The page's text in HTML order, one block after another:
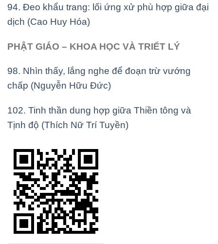
94. Đeo khẩu trang: lối ứng xử phù hợp giữa đại
dịch (Cao Huy Hóa)
PHẬT GIÁO – KHOA HỌC VÀ TRIẾT LÝ
98. Nhìn thấy, lắng nghe để đoạn trừ vướng
chấp (Nguyễn Hữu Đức)
102. Tinh thần dung hợp giữa Thiền tông và
Tịnh độ (Thích Nữ Trí Tuyền)